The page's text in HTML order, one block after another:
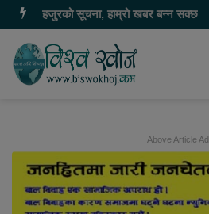
हजुरको सूचना, हाम्रो खबर बन्न सक्छ
Above Article Ad